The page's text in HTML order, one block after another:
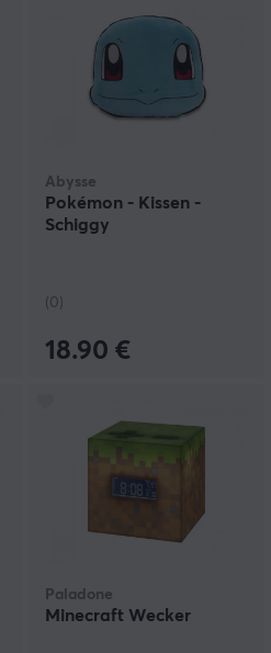
Abysse
Pokémon - Kissen -
Schiggy
(0)
18.90 €
Paladone
Minecraft Wecker